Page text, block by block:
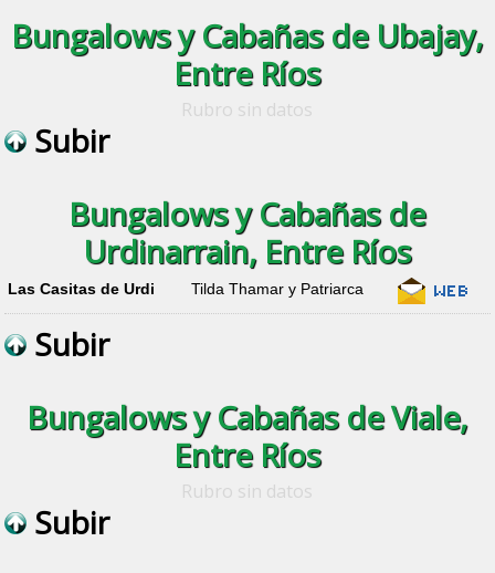
Bungalows y Cabañas de Ubajay,
Entre Ríos
Rubro sin datos
Subir
Bungalows y Cabañas de
Urdinarrain, Entre Ríos
Las Casitas de Urdi Tilda Thamar y Patriarca
Subir
Bungalows y Cabañas de Viale,
Entre Ríos
Rubro sin datos
Subir